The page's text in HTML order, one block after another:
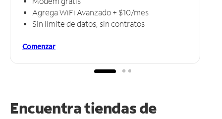
Agrega WiFi Avanzado + $10/mes
Sin límite de datos, sin contratos
Comenzar
Encuentra tiendas de